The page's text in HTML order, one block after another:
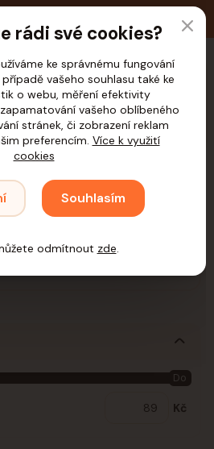
CZK
Do
Kč
rádi své cookies?
ke správnému fungování
vašeho souhlasu také ke
o webu, měření efektivity
vašeho oblíbeného
stránek, či zobrazení reklam
preferencím. Více k využití
cookies
Souhlasím
odmítnout zde.